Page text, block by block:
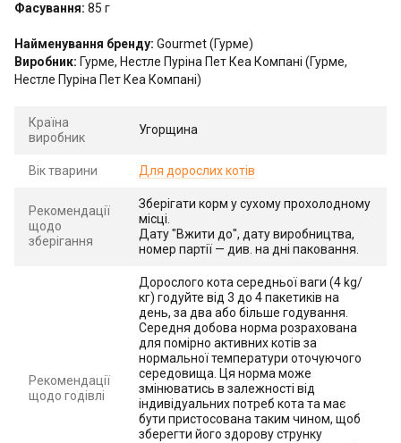
Фасування: 85 г
Найменування бренду: Gourmet (Гурме)
Виробник: Гурме, Нестле Пуріна Пет Кеа Компані (Гурме,
Нестле Пуріна Пет Кеа Компані)
Країна
виробник
Угорщина
Вік тварини Для дорослих котів
Рекомендації
щодо
зберігання
Зберігати корм у сухому прохолодному
місці.
Дату "Вжити до", дату виробництва,
номер партії — див. на дні паковання.
Рекомендації
щодо годівлі
Дорослого кота середньої ваги (4 kg/
кг) годуйте від 3 до 4 пакетиків на
день, за два або більше годування.
Середня добова норма розрахована
для помірно активних котів за
нормальної температури оточуючого
середовища. Ця норма може
змінюватись в залежності від
індивідуальних потреб кота та має
бути пристосована таким чином, щоб
зберегти його здорову струнку